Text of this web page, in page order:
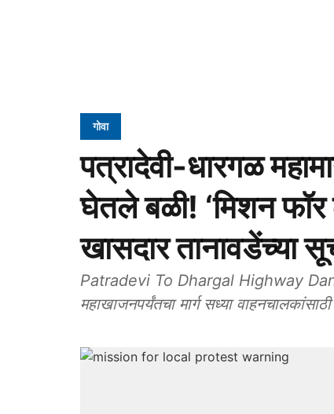
गोवा
पत्रादेवी-धारगळ
घेतले बळी! ‘मिशन फॉर
खासदार तानावडेंच्या
Patradevi To Dhargal Highway
महाखाजनपर्यंतचा मार्ग सध्या